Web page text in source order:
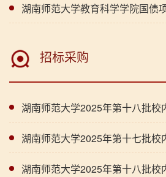
湖南师范大学教育科学学院国债项
招标采购
湖南师范大学2025年第十八批校
湖南师范大学2025年第十七批校
湖南师范大学2025年第十八批校